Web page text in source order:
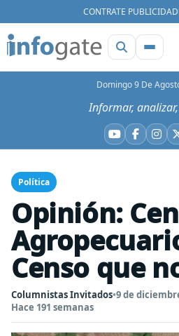
CONTRATE PUBLICIDAD
Domingo 9 De
Informar,
YouTube
Política
Opinión:
Censo que
Columnistas Invitados•9 de
Hace 191 semanas